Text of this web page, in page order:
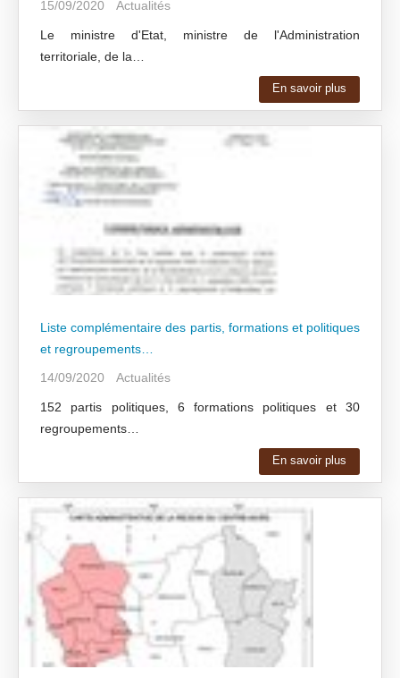
15/09/2020
Actualités
Le ministre d'Etat, ministre de l'Administration
territoriale, de la…
En savoir plus
Liste complémentaire des partis, formations et politiques
et regroupements…
14/09/2020
Actualités
152 partis politiques, 6 formations politiques et 30
regroupements…
En savoir plus